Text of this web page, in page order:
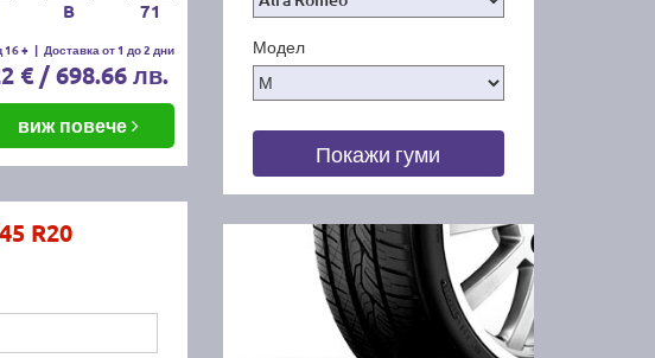
B 71
16 + | Доставка от 1 до 2 дни
€ / 698.66 лв.
виж повече
R20
Модел
Покажи гуми